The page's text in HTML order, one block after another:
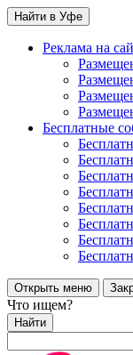
Найти в Уфе
Реклама на
Бесплатные
Открыть меню
Что ищем?
Найти